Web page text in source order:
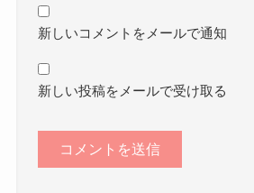
新しいコメントをメールで通知
新しい投稿をメールで受け取る